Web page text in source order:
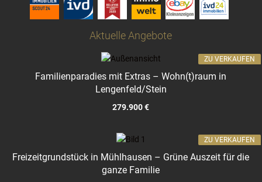
Aktuelle Angebote
Familienparadies mit Extras – Wohn(t)raum in
Lengenfeld/Stein
279.900 €
ZU VERKAUFEN
Freizeitgrundstück in Mühlhausen – Grüne Auszeit für die
ganze Familie
ZU VERKAUFEN